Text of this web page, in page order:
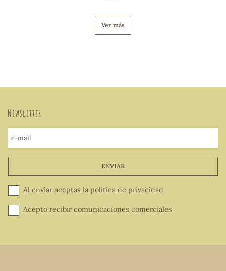
Ver más
Newsletter
e-mail
ENVIAR
Al enviar aceptas la política de privacidad
Acepto recibir comunicaciones comerciales